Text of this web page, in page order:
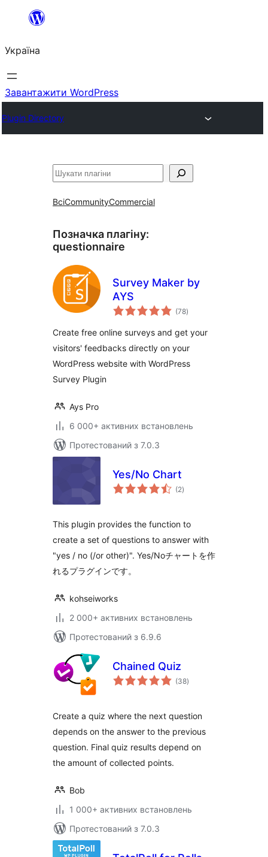
Перейти
вмісту
Україна
Завантажити WordPress
Plugin Directory
Пошук
ВсіCommunityCommercial
Позначка плагіну:
questionnaire
Survey Maker by
AYS
(78загальний
рейтинг
)
Create free online surveys and get your
visitors' feedbacks directly on your
WordPress website with WordPress
Survey Plugin
Ays Pro
6 000+ активних встановлень
Протестований з 7.0.3
Yes/No Chart
(2загальний
рейтинг
)
This plugin provides the function to
create a set of questions to answer with
"yes / no (/or other)". Yes/Noチャートを作
れるプラグインです。
kohseiworks
2 000+ активних встановлень
Протестований з 6.9.6
Chained Quiz
(38загальний
рейтинг
)
Create a quiz where the next question
depends on the answer to the previous
question. Final quiz results depend on
the amount of collected points.
Bob
1 000+ активних встановлень
Протестований з 7.0.3